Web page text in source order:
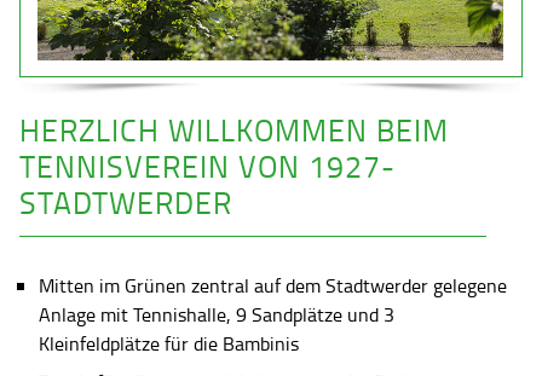
HERZLICH WILLKOMMEN BEIM
TENNISVEREIN VON 1927-
STADTWERDER
Mitten im Grünen zentral auf dem Stadtwerder gelegene
Anlage mit Tennishalle, 9 Sandplätze und 3
Kleinfeldplätze für die Bambinis